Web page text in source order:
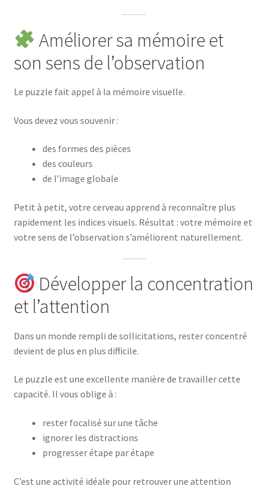
Améliorer sa mémoire et
son sens de l’observation
Le puzzle fait appel à la mémoire visuelle.
Vous devez vous souvenir :
des formes des pièces
des couleurs
de l’image globale
Petit à petit, votre cerveau apprend à reconnaître plus
rapidement les indices visuels. Résultat : votre mémoire et
votre sens de l’observation s’améliorent naturellement.
Développer la concentration
et l’attention
Dans un monde rempli de sollicitations, rester concentré
devient de plus en plus difficile.
Le puzzle est une excellente manière de travailler cette
capacité. Il vous oblige à :
rester focalisé sur une tâche
ignorer les distractions
progresser étape par étape
C’est une activité idéale pour retrouver une attention